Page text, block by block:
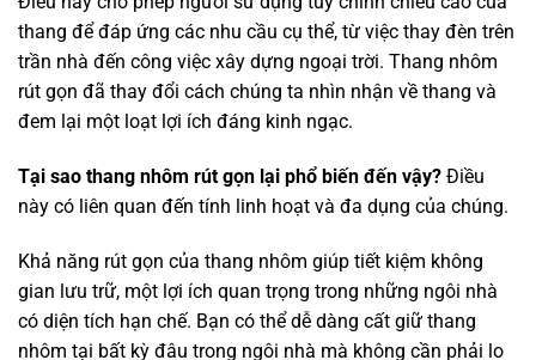
thang để đáp ứng các nhu cầu cụ thể, từ việc thay đèn trên
trần nhà đến công việc xây dựng ngoại trời. Thang nhôm
rút gọn đã thay đổi cách chúng ta nhìn nhận về thang và
đem lại một loạt lợi ích đáng kinh ngạc.
Tại sao thang nhôm rút gọn lại phổ biến đến vậy? Điều
này có liên quan đến tính linh hoạt và đa dụng của chúng.
Khả năng rút gọn của thang nhôm giúp tiết kiệm không
gian lưu trữ, một lợi ích quan trọng trong những ngôi nhà
có diện tích hạn chế. Bạn có thể dễ dàng cất giữ thang
nhôm tại bất kỳ đâu trong ngôi nhà mà không cần phải lo